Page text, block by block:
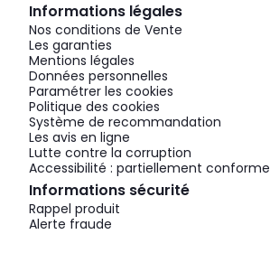
Informations légales
Nos conditions de Vente
Les garanties
Mentions légales
Données personnelles
Paramétrer les cookies
Politique des cookies
Système de recommandation
Les avis en ligne
Lutte contre la corruption
Accessibilité : partiellement conforme
Informations sécurité
Rappel produit
Alerte fraude